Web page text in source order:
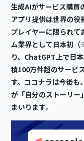
生成AIがサービス購
アプリ提供は世界の
プレイヤーに限られて
ム業界として日本初
り、ChatGPT上で日
積100万件超のサービ
す。ココナラは今後も
が「自分のストーリー
まいります。